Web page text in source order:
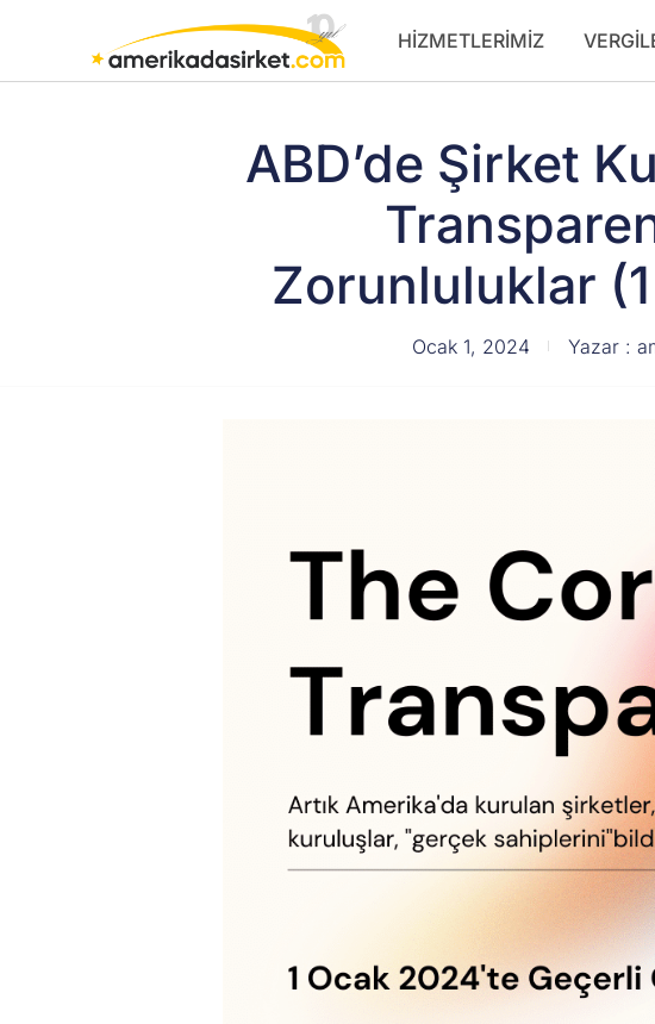
HIZMETLERIMIZ
ABD’de Şirket
Zorunluluklar
Ocak 1, 2024 Yazar :